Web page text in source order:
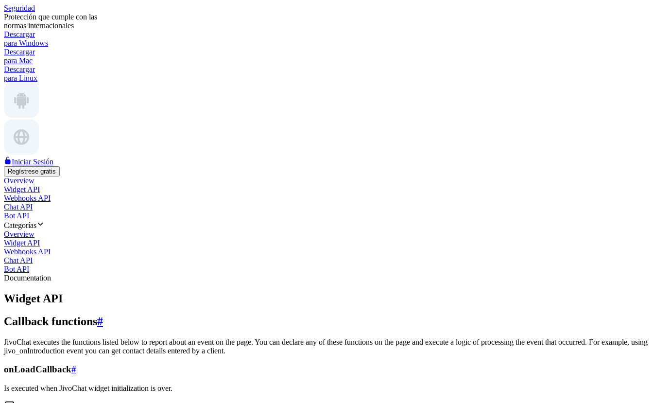
Seguridad
Protección que cumple con las
normas internacionales
Descargar
para Windows
Descargar
para Mac
Descargar
para Linux
Iniciar Sesión
Regístrese gratis
Overview
Widget API
Webhooks API
Chat API
Bot API
Categorías
Overview
Widget API
Webhooks API
Chat API
Bot API
Documentation
Widget API
Callback functions#
JivoChat executes the functions listed below to report about an event on the page. You can declare any of these functions on the page and execute a logic of processing the event that occurred. For example, using
jivo_onIntroduction event you can get contact details entered by a client.
onLoadCallback#
Is executed when JivoChat widget initialization is over.